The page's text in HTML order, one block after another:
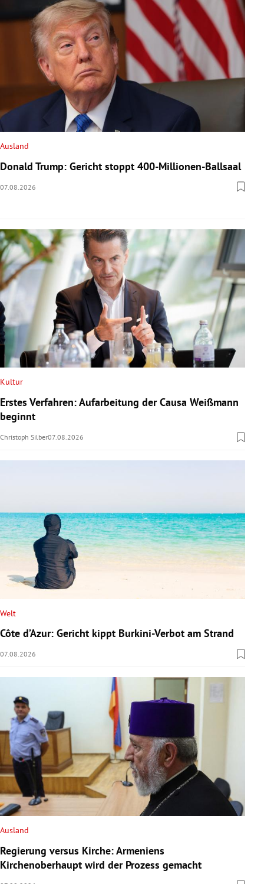
Untermenü
Untermenü
Untermenü
Untermenü
Untermenü
Ausland
Donald Trump: Gericht stoppt 400-Millionen-Ballsaal
07.08.2026
Kultur
Erstes Verfahren: Aufarbeitung der Causa Weißmann
beginnt
Christoph Silber07.08.2026
Welt
Côte d’Azur: Gericht kippt Burkini-Verbot am Strand
07.08.2026
Ausland
Regierung versus Kirche: Armeniens
Kirchenoberhaupt wird der Prozess gemacht